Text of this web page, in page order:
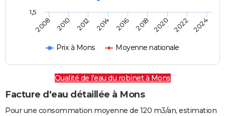
Prix à Mons Moyenne nationale
2008 2010 2012 2014 2016 2018 2020 2022 2024
1,5
Qualité de l'eau du robinet à Mons
Facture d'eau détaillée à Mons
Pour une consommation moyenne de 120 m3/an, estimation